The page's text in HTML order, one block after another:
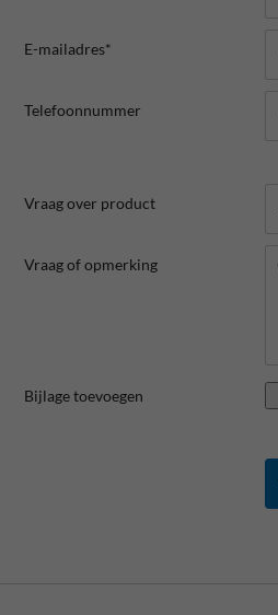
E-mailadres*
Telefoonnummer
Vraag over product
Vraag of opmerking
Bijlage toevoegen